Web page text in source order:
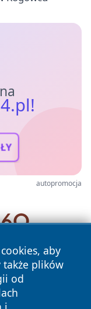
autopromocja
aby
także plików
od